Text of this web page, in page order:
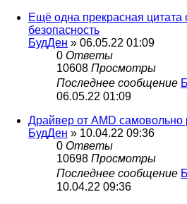
Ещё одна прекрасная цитата
безопасность
БудДен » 06.05.22 01:09
0 Ответы
10608 Просмотры
Последнее сообщение
06.05.22 01:09
Драйвер от AMD самовольно
БудДен » 10.04.22 09:36
0 Ответы
10698 Просмотры
Последнее сообщение
10.04.22 09:36